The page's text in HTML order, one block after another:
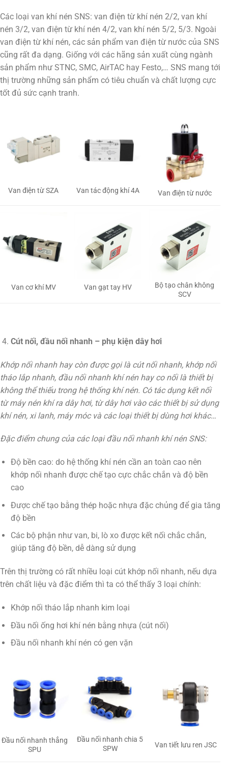
Các loại van khí nén SNS: van điện từ khí nén 2/2, van khí
nén 3/2, van điện từ khí nén 4/2, van khí nén 5/2, 5/3. Ngoài
van điện từ khí nén, các sản phẩm van điện từ nước của SNS
cũng rất đa dạng. Giống với các hãng sản xuất cùng ngành
sản phẩm như STNC, SMC, AirTAC hay Festo,… SNS mang tới
thị trường những sản phẩm có tiêu chuẩn và chất lượng cực
tốt đủ sức cạnh tranh.
Van điện từ SZA Van tác động khí 4A Van điện từ nước
Van cơ khí MV Van gạt tay HV
Bộ tạo chân không
SCV
Cút nối, đầu nối nhanh – phụ kiện dây hơi
Khớp nối nhanh hay còn được gọi là cút nối nhanh, khớp nối
tháo lắp nhanh, đầu nối nhanh khí nén hay co nối là thiết bị
không thể thiếu trong hệ thống khí nén. Có tác dụng kết nối
từ máy nén khí ra dây hơi, từ dây hơi vào các thiết bị sử dụng
khí nén, xi lanh, máy móc và các loại thiết bị dùng hơi khác…
Đặc điểm chung của các loại đầu nối nhanh khí nén SNS:
Độ bền cao: do hệ thống khí nén cần an toàn cao nên
khớp nối nhanh được chế tạo cực chắc chắn và độ bền
cao
Được chế tạo bằng thép hoặc nhựa đặc chủng để gia tăng
độ bền
Các bộ phận như van, bi, lò xo được kết nối chắc chắn,
giúp tăng độ bền, dễ dàng sử dụng
Trên thị trường có rất nhiều loại cút khớp nối nhanh, nếu dựa
trên chất liệu và đặc điểm thì ta có thể thấy 3 loại chính:
Khớp nối tháo lắp nhanh kim loại
Đầu nối ống hơi khí nén bằng nhựa (cút nối)
Đầu nối nhanh khí nén có gen vặn
Đầu nối nhanh thẳng
SPU
Đầu nối nhanh chia 5
SPW
Van tiết lưu ren JSC